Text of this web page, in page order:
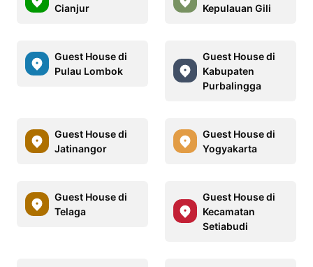
Cianjur
Kepulauan Gili
Guest House di
Pulau Lombok
Guest House di
Kabupaten
Purbalingga
Guest House di
Jatinangor
Guest House di
Yogyakarta
Guest House di
Telaga
Guest House di
Kecamatan
Setiabudi